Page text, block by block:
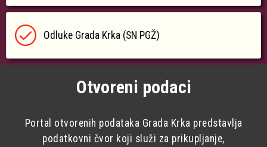
Odluke Grada Krka (SN PGŽ)
Otvoreni podaci
Portal otvorenih podataka Grada Krka predstavlja
podatkovni čvor koji služi za prikupljanje,